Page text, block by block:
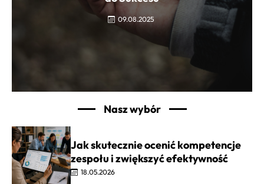
09.08.2025
Nasz wybór
Jak skutecznie ocenić kompetencje
zespołu i zwiększyć efektywność
18.05.2026